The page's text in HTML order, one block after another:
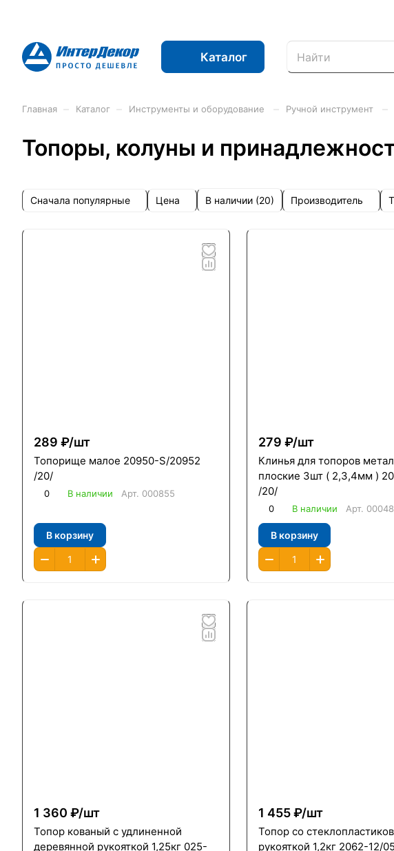
Каталог
Главная Каталог Инструменты и оборудование Ручной инструмент
Топоры, колуны и
Сначала популярные Цена В наличии (20) Производитель
289 ₽/шт
Топорище малое 20950-S/20952
/20/
0 В наличии Арт. 000855
В корзину
279 ₽/шт
Клинья для топоров
плоские 3шт ( 2,3,4мм ) 20990-Н3
/20/
0 В наличии Арт.
В корзину
1 360 ₽/шт
Топор кованый с удлиненной
деревянной рукояткой 1,25кг 025-
1 455 ₽/шт
Топор со
рукояткой 1,2кг 2062-12/